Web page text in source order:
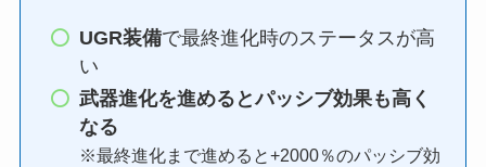
UGR装備で最終進化時のステータスが高
い
武器進化を進めるとパッシブ効果も高く
なる
※最終進化まで進めると+2000％のパッシブ効